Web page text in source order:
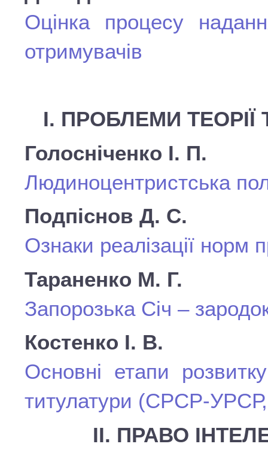
Оцінка процесу
отримувачів
І. ПРОБЛЕМИ ТЕОРІЇ
Голосніченко І. П.
Людиноцентристська
Подпіснов Д. С.
Ознаки реалізації норм
Тараненко М. Г.
Запорозька Січ –
Костенко І. В.
Основні етапи
титулатури (СРСР-
ІІ. ПРАВО